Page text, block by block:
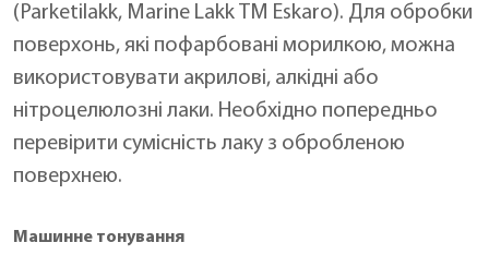
(Parketilakk, Marine Lakk ТМ Eskaro). Для обробки
поверхонь, які пофарбовані морилкою, можна
використовувати акрилові, алкідні або
нітроцелюлозні лаки. Необхідно попередньо
перевірити сумісність лаку з обробленою
поверхнею.
Машинне тонування